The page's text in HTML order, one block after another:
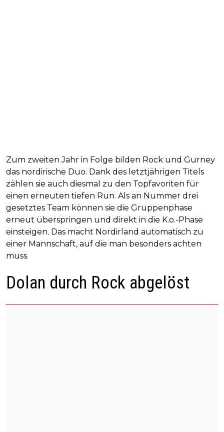
Zum zweiten Jahr in Folge bilden Rock und Gurney
das nordirische Duo. Dank des letztjährigen Titels
zählen sie auch diesmal zu den Topfavoriten für
einen erneuten tiefen Run. Als an Nummer drei
gesetztes Team können sie die Gruppenphase
erneut überspringen und direkt in die K.o.-Phase
einsteigen. Das macht Nordirland automatisch zu
einer Mannschaft, auf die man besonders achten
muss.
Dolan durch Rock abgelöst